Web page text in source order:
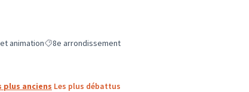
de la catégorie : Vie de quartier et animation
animationFiltrer les résultats pour la localisation : 8e arrondissement
8e arrondissement
plus anciens Les plus débattus